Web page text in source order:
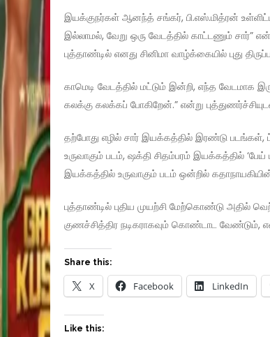
இயக்குநர்கள் ஆனந்த் சங்கர், பி.எஸ்.மித்ரன்
இல்லாமல், வேறு ஒரு வேடத்தில் காட்டணும் சார்”
புத்தாண்டில் எனது சினிமா வாழ்க்கையில் புது
காமெடி வேடத்தில் மட்டும் இன்றி, எந்த வேடமாக
கலக்கு கலக்கப் போகிறேன்.” என்று
தற்போது எழில் சார் இயக்கத்தில் இரண்டு படங்கள்,
உருவாகும் படம், ஷக்தி சிதம்பரம் இயக்கத்தில் ‘பேய்
இயக்கத்தில் உருவாகும் படம் ஒன்றில்
புத்தாண்டில் புதிய முயற்சி மேற்கொண்டு அதில்
குணச்சித்திர நடிகராகவும் கொண்டாட வேண்டும்,
Share this:
X Facebook LinkedIn
Like this: